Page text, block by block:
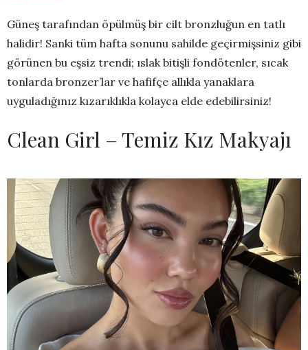
Güneş tarafından öpülmüş bir cilt bronzluğun en tatlı
halidir! Sanki tüm hafta sonunu sahilde geçirmişsiniz gibi
görünen bu eşsiz trendi; ıslak bitişli fondötenler, sıcak
tonlarda bronzer’lar ve hafifçe allıkla yanaklara
uyguladığınız kızarıklıkla kolayca elde edebilirsiniz!
Clean Girl – Temiz Kız Makyajı